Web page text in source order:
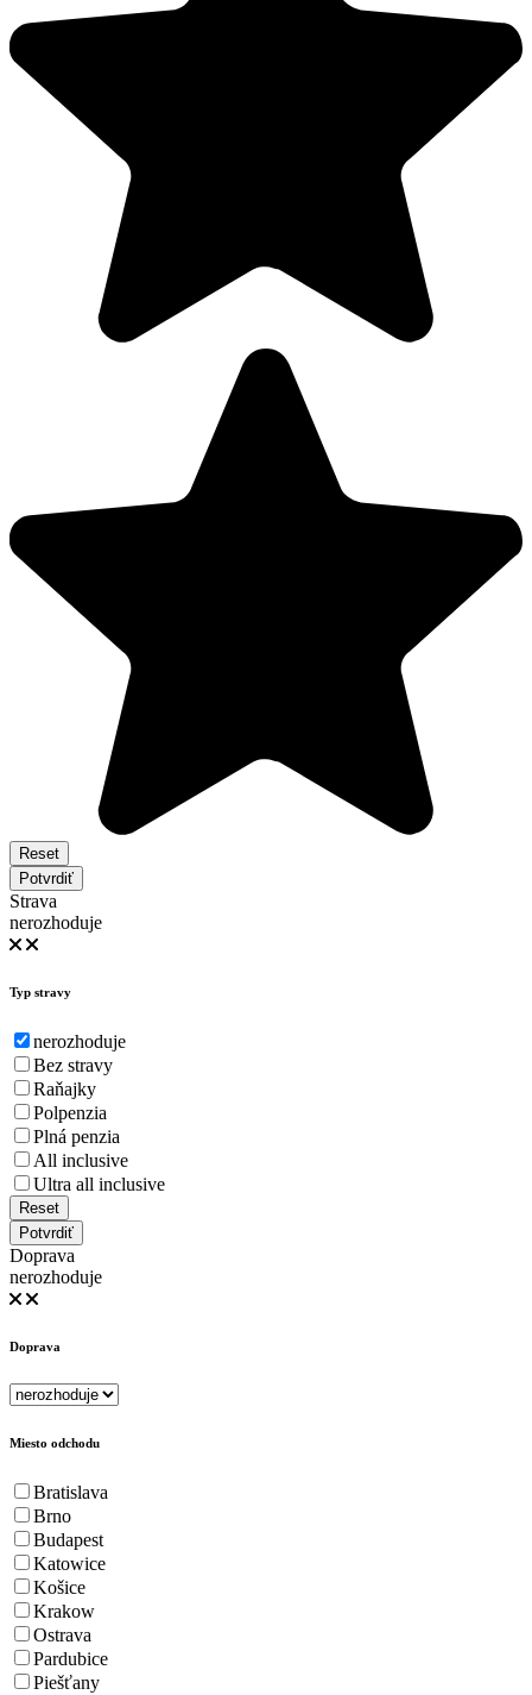
Reset
Potvrdiť
Strava
nerozhoduje
Typ stravy
nerozhoduje
Bez stravy
Raňajky
Polpenzia
Plná penzia
All inclusive
Ultra all inclusive
Reset
Potvrdiť
Doprava
nerozhoduje
Doprava
Miesto odchodu
Bratislava
Brno
Budapest
Katowice
Košice
Krakow
Ostrava
Pardubice
Piešťany